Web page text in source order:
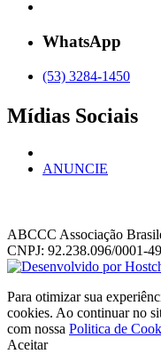
WhatsApp
(53) 3284-1450
Mídias Sociais
ANUNCIE
ABCCC Associação
CNPJ: 92.238.096/0001-49
Para otimizar sua
cookies. Ao continuar no
com nossa Politica de
Aceitar